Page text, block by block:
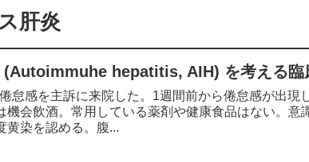
肝炎
(Autoimmuhe hepatitis, AIH) を考える臨
怠感を主訴に来院した。1週間前から倦怠感が出現
機会飲酒。常用している薬剤や健康食品はない。意
黄染を認める。腹...